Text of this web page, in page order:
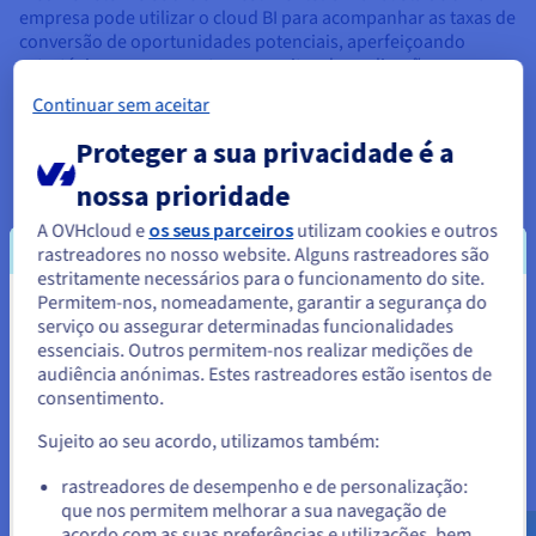
empresa pode utilizar o cloud BI para acompanhar as taxas de
conversão de oportunidades potenciais, aperfeiçoando
estratégias para aumentar as receitas das aplicações.
Finanças No sector financeiro, o BI suporta
orçamentação, previsão e deteção de fraudes. Ao
monitorizar as transações em tempo real, pode
identificar anomalias que sugiram atividade
fraudulenta, salvaguardando os ativos.
Cadeia de Abastecimento A gestão da cadeia de
aprovisionamento beneficia de BI através da otimização
do inventário e da previsão da procura. Os retalhistas
usam-na para prever as necessidades de stocks,
reduzindo o excesso de stocks e a escassez.
Pessoal: Os recursos humanos potenciam o BI para
e a rotatividade dos funcionários para informar as
Saúde: Na área da saúde, os analistas BI ajudam os
Parece que está localizado em
Estados Unidos.
Para encomendar a partir de Estados Unidos, terá de consultar e
Aceder ao website do Estados Unidos
us.ovhcloud.com/
Inglês USD - $
Continuar sem aceitar
Proteger a sua privacidade é a
nossa prioridade
A OVHcloud e os seus parceirosutilizam cookies e outros
rastreadores no nosso website. Alguns rastreadores são
estritamente necessários para o funcionamento do site.
Permitem-nos, nomeadamente, garantir a segurança do
serviço ou assegurar determinadas funcionalidades
essenciais. Outros permitem-nos realizar medições de
audiência anónimas. Estes rastreadores estão isentos de
consentimento.
Sujeito ao seu acordo, utilizamos também:
rastreadores de desempenho e de personalização:
que nos permitem melhorar a sua navegação de